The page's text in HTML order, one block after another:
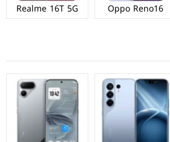
Oppo Reno16
Realme 16T 5G